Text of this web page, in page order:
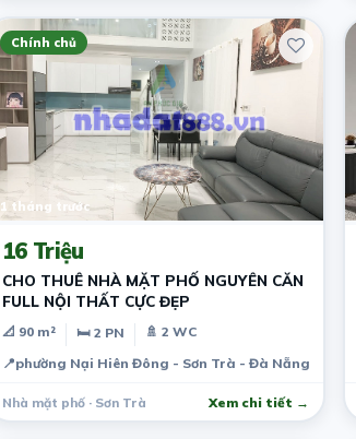
Chính chủ
1 tháng trước
16 Triệu
CHO THUÊ NHÀ MẶT PHỐ NGUYÊN CĂN
FULL NỘI THẤT CỰC ĐẸP
📐 90 m² 🛏 2 PN
🚿 2 WC
📍phường Nại Hiên Đông - Sơn Trà - Đà Nẵng
Nhà mặt phố · Sơn Trà Xem chi tiết →